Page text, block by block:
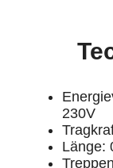
230V
Länge: